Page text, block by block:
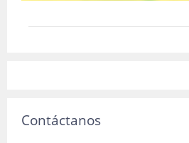
Contáctanos